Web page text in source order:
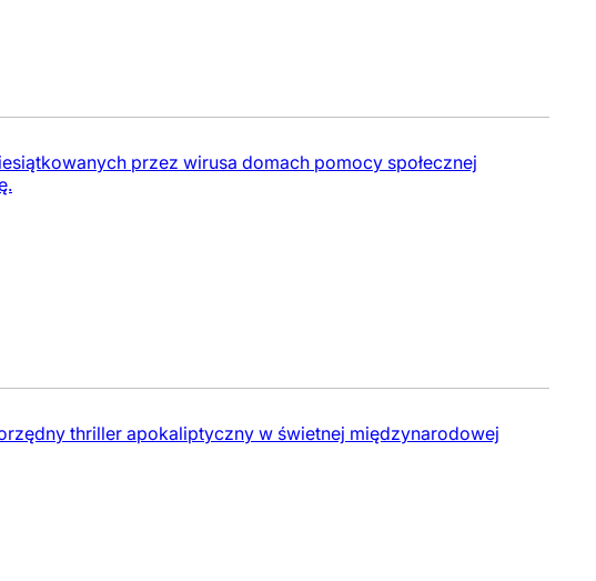
przez wirusa domach pomocy społecznej
thriller apokaliptyczny w świetnej międzynarodowej